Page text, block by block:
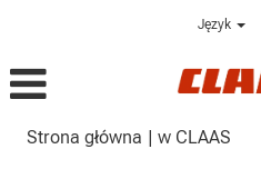
Język
Strona główna | w CLAAS